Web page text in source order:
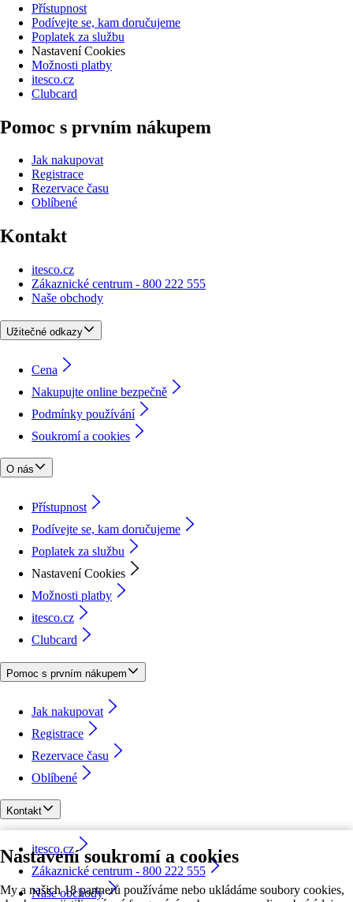
Nastavení soukromí a cookies
My a našich 18 partnerů používáme nebo ukládáme soubory cookies,
Přístupnost
Podívejte se, kam doručujeme
Poplatek za službu
Nastavení Cookies
Možnosti platby
itesco.cz
Clubcard
Pomoc s prvním nákupem
Jak nakupovat
Registrace
Rezervace času
Oblíbené
Kontakt
itesco.cz
Zákaznické centrum - 800 222 555
Naše obchody
Užitečné odkazy
Cena
Nakupujte online bezpečně
Podmínky používání
Soukromí a cookies
O nás
Přístupnost
Podívejte se, kam doručujeme
Poplatek za službu
Nastavení Cookies
Možnosti platby
itesco.cz
Clubcard
Pomoc s prvním nákupem
Jak nakupovat
Registrace
Rezervace času
Oblíbené
Kontakt
itesco.cz
Zákaznické centrum - 800 222 555
Naše obchody